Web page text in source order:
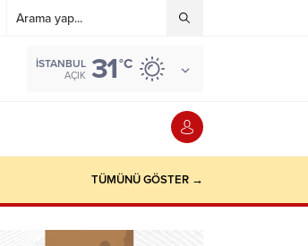
İSTANBUL
AÇIK 31°C
TÜMÜNÜ GÖSTER →